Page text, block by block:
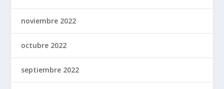
noviembre 2022
octubre 2022
septiembre 2022